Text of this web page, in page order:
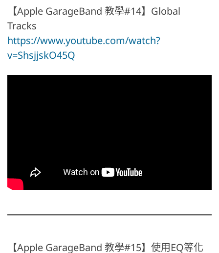
【Apple GarageBand 教學#14】Global
Tracks
https://www.youtube.com/watch?
v=ShsjjskO45Q
【Apple GarageBand 教學#15】使用EQ等化